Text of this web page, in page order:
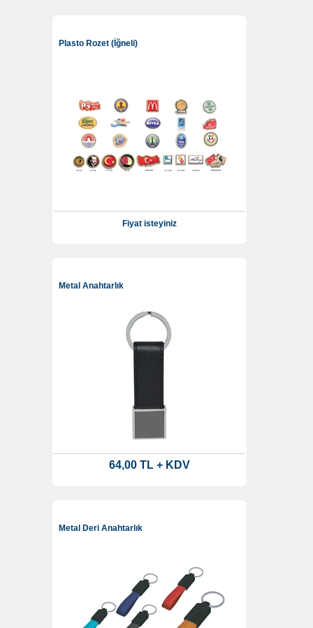
Plasto Rozet (İğneli)
Fiyat isteyiniz
Metal Anahtarlık
64,00 TL + KDV
Metal Deri Anahtarlık